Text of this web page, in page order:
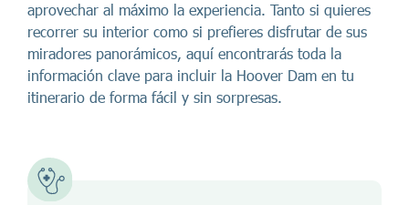
aprovechar al máximo la experiencia. Tanto si quieres
recorrer su interior como si prefieres disfrutar de sus
miradores panorámicos, aquí encontrarás toda la
información clave para incluir la Hoover Dam en tu
itinerario de forma fácil y sin sorpresas.